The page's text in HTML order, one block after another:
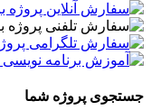
جستجوی پروژه شما